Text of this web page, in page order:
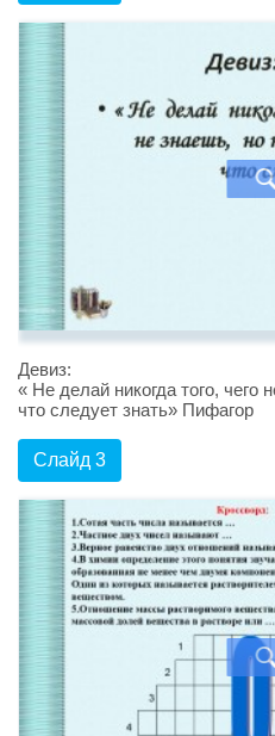
Девиз:
« Не делай никогда того, чего
что следует знать» Пифагор
Слайд 3